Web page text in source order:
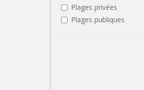
Plages privées
Plages publiques